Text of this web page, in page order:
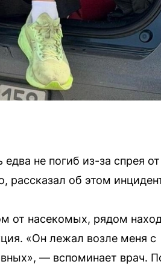
не погиб из-за спрея от
об этом
от насекомых, рядом
«Он лежал возле меня с
— вспоминает врач.